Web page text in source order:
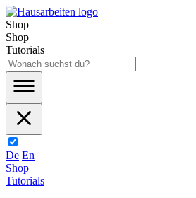
Shop
Shop
Tutorials
De En
Shop
Tutorials